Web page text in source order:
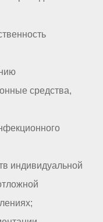
средства,
индивидуальной